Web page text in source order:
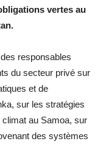
vertes au
responsables
du secteur privé sur
et de
sur les stratégies
climat au Samoa, sur
des systèmes